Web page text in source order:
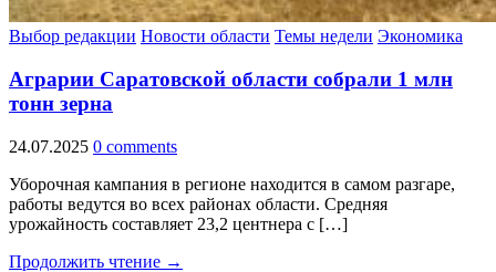
Выбор редакции Новости области Темы недели Экономика
Аграрии Саратовской области собрали 1 млн
тонн зерна
24.07.2025 0 comments
Уборочная кампания в регионе находится в самом разгаре,
работы ведутся во всех районах области. Средняя
урожайность составляет 23,2 центнера с […]
Продолжить чтение →